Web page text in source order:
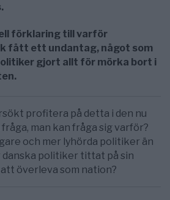
förklaring till varför
fått ett undantag, något som
gjort allt för mörka bort i
profitera på detta i den nu
man kan fråga sig varför?
och mer lyhörda politiker än
politiker tittat på sin
överleva som nation?